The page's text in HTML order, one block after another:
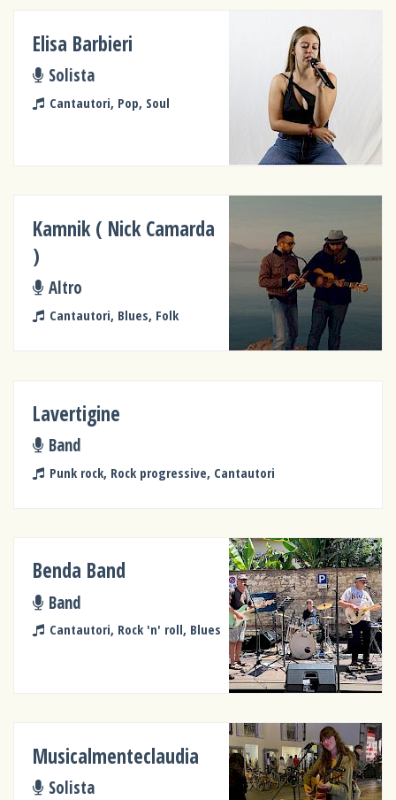
Elisa Barbieri
Solista
Cantautori, Pop, Soul
Kamnik ( Nick Camarda
)
Altro
Cantautori, Blues, Folk
Lavertigine
Band
Punk rock, Rock progressive, Cantautori
Benda Band
Band
Cantautori, Rock 'n' roll, Blues
Musicalmenteclaudia
Solista